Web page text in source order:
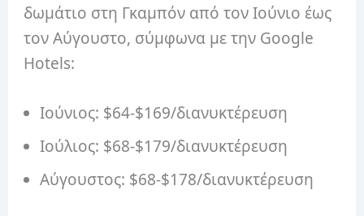
δωμάτιο στη Γκαμπόν από τον Ιούνιο έως
τον Αύγουστο, σύμφωνα με την Google
Hotels:
Ιούνιος: $64-$169/διανυκτέρευση
Ιούλιος: $68-$179/διανυκτέρευση
Αύγουστος: $68-$178/διανυκτέρευση